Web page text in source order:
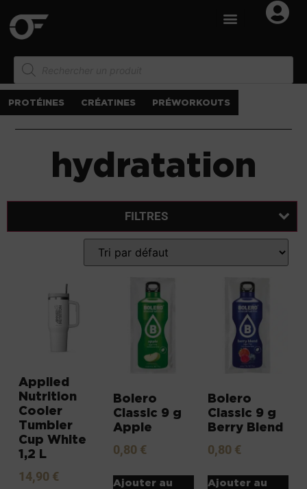
PROTÉINES CRÉATINES PRÉWORKOUTS
hydratation
FILTRES
Applied
Nutrition
Cooler
Tumbler
Cup White
1,2 L
14,90 €
Bolero
Classic 9 g
Apple
0,80 €
Ajouter au
Bolero
Classic 9 g
Berry Blend
0,80 €
Ajouter au